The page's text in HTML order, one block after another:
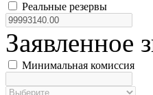
Реальные резервы
Заявленное
Минимальная комиссия